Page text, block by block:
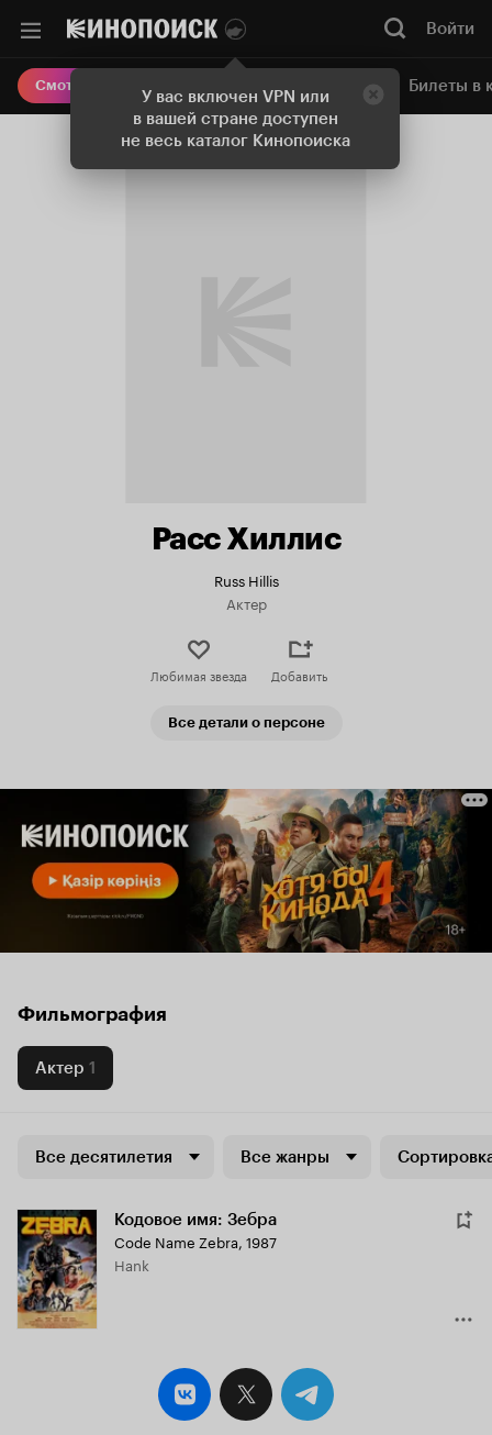
У вас включен VPN или
в вашей стране доступен
не весь каталог Кинопоиска
Войти
Смотреть кино Онлайн-кинотеатр Билеты в
Расс Хиллис
Russ Hillis
Актер
Любимая звезда Добавить
Все детали о персоне
Фильмография
Актер 1
Все десятилетия Все жанры
Кодовое имя: Зебра
Code Name Zebra, 1987
Hank